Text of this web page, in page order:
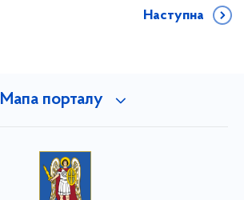
Наступна
Мапа порталу